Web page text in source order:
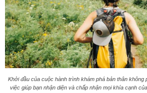
Khởi đầu của cuộc hành trình khám phá bản thân không
việc giúp bạn nhận diện và chấp nhận mọi khía cạnh